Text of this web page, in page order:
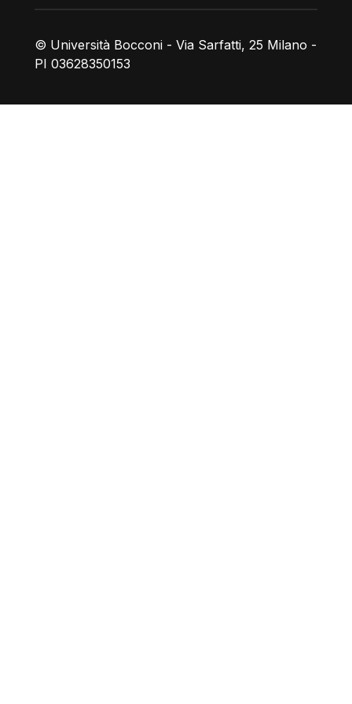
© Università Bocconi - Via Sarfatti, 25 Milano -
PI 03628350153